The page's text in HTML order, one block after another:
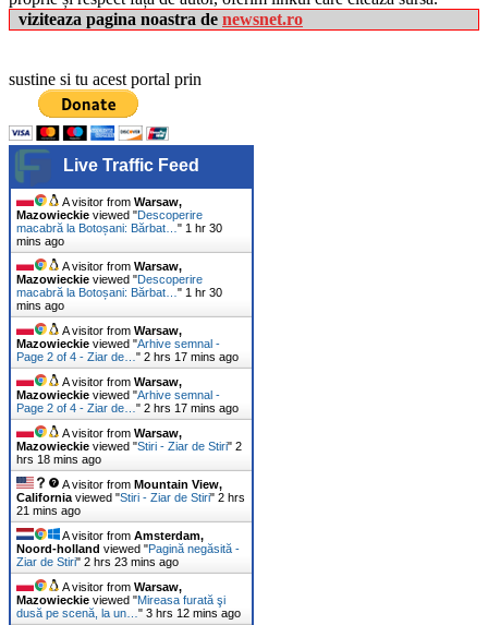
viziteaza pagina noastra de newsnet.ro
sustine si tu acest portal prin
Live Traffic Feed
A visitor from Warsaw,
Mazowieckie viewed "Descoperire
macabră la Botoșani: Bărbat… " 1 hr 30
mins ago
A visitor from Warsaw,
Mazowieckie viewed "Descoperire
macabră la Botoșani: Bărbat… " 1 hr 30
mins ago
A visitor from Warsaw,
Mazowieckie viewed "Arhive semnal -
Page 2 of 4 - Ziar de… " 2 hrs 17 mins ago
A visitor from Warsaw,
Mazowieckie viewed "Arhive semnal -
Page 2 of 4 - Ziar de… " 2 hrs 17 mins ago
A visitor from Warsaw,
Mazowieckie viewed "Stiri - Ziar de Stiri" 2
hrs 18 mins ago
A visitor from Mountain View,
California viewed "Stiri - Ziar de Stiri" 2 hrs
21 mins ago
A visitor from Amsterdam,
Noord-holland viewed "Pagină negăsită -
Ziar de Stiri" 2 hrs 23 mins ago
A visitor from Warsaw,
Mazowieckie viewed "Mireasa furată şi
dusă pe scenă, la un… " 3 hrs 12 mins ago